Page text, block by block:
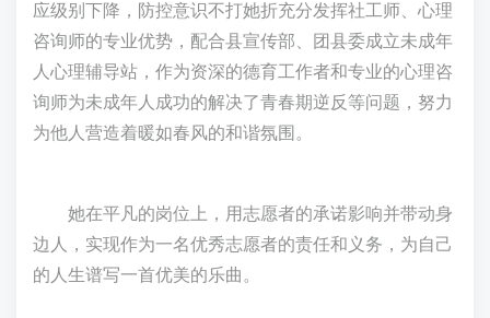
应级别下降，防控意识不打她折充分发挥社工师、心理
咨询师的专业优势，配合县宣传部、团县委成立未成年
人心理辅导站，作为资深的德育工作者和专业的心理咨
询师为未成年人成功的解决了青春期逆反等问题，努力
为他人营造着暖如春风的和谐氛围。
她在平凡的岗位上，用志愿者的承诺影响并带动身
边人，实现作为一名优秀志愿者的责任和义务，为自己
的人生谱写一首优美的乐曲。